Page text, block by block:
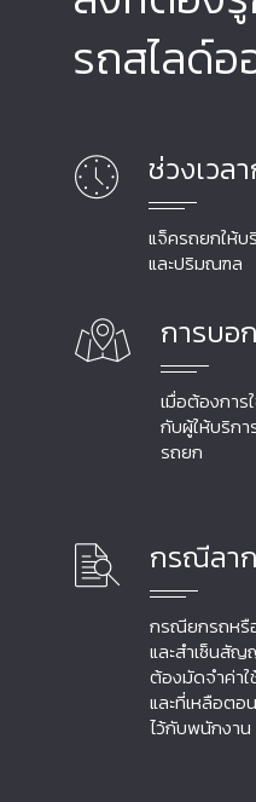
รถสไลด์อ
ช่วงเวล
แจ็ครถยกให้บ
และปริมณฑล
การบอ
เมื่อต้องกา
กับผู้ให้บริกา
รถยก
กรณีลา
กรณียกรถหรื
และสำเซ็นสั
ต้องมัดจำค่าใ
และที่เหลือตอ
ไว้กับพนักงาน